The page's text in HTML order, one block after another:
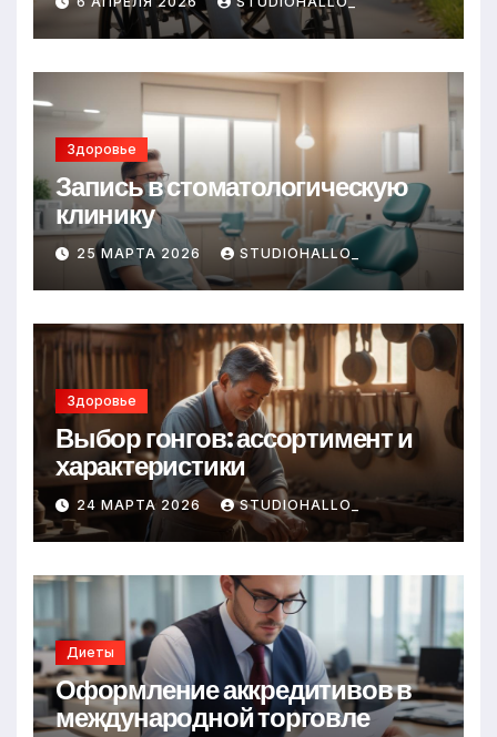
Здоровье
Запись в стоматологическую
клинику
25 МАРТА 2026 STUDIOHALLO_
Здоровье
Выбор гонгов: ассортимент и
характеристики
24 МАРТА 2026 STUDIOHALLO_
Диеты
Оформление аккредитивов в
международной торговле